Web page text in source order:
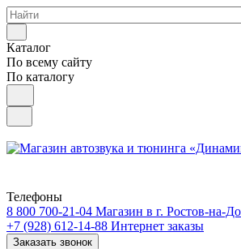
Каталог
По всему сайту
По каталогу
Телефоны
8 800 700-21-04 Магазин в г. Ростов-на-
+7 (928) 612-14-88 Интернет заказы
Заказать звонок